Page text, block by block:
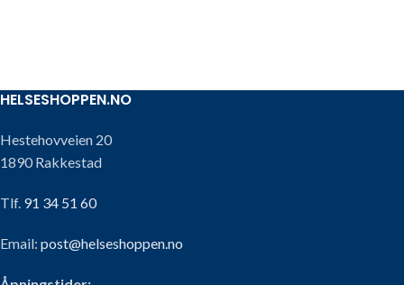
HELSESHOPPEN.NO
Hestehovveien 20
1890 Rakkestad
Tlf. 91 34 51 60
Email: post@helseshoppen.no